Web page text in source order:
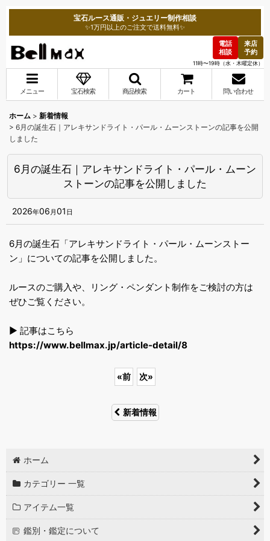
宝石ルース通販・ジュエリー制作相談
✨1万円以上のご注文で送料無料✨
電話
相談
来店
予約
11時〜19時（水・木曜定休）
メニュー 宝石検索 商品検索 カート 問い合わせ
ホーム > 新着情報
> 6月の誕生石｜アレキサンドライト・パール・ムーンストーンの記事を公開
しました
6月の誕生石｜アレキサンドライト・パール・ムーン
ストーンの記事を公開しました
2026年06 月01 日
6月の誕生石「アレキサンドライト・パール・ムーンストー
ン」についての記事を公開しました。
ルースのご購入や、リング・ペンダント制作をご検討の方は
ぜひご覧ください。
▶ 記事はこちら
https://www.bellmax.jp/article-detail/8
«前 次»
新着情報
ホーム
カテゴリー 一覧
アイテム一覧
鑑別・鑑定について